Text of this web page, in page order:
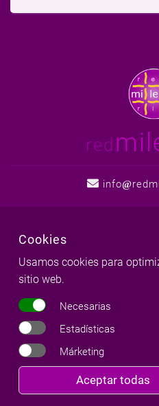
red
info
Cookies
Usamos cookies para
sitio web.
Necesarias
Estadísticas
Márketing
Aceptar todas